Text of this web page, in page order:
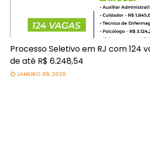
Processo Seletivo em RJ com 124
de até R$ 6.248,54
JANEIRO 09, 2026